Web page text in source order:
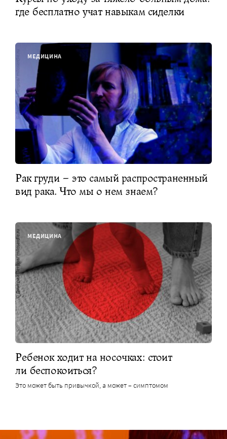
где бесплатно учат навыкам сиделки
МЕДИЦИНА
Рак груди – это самый распространенный
вид рака. Что мы о нем знаем?
МЕДИЦИНА
Ребенок ходит на носочках: стоит
ли беспокоиться?
Это может быть привычкой, а может – симптомом